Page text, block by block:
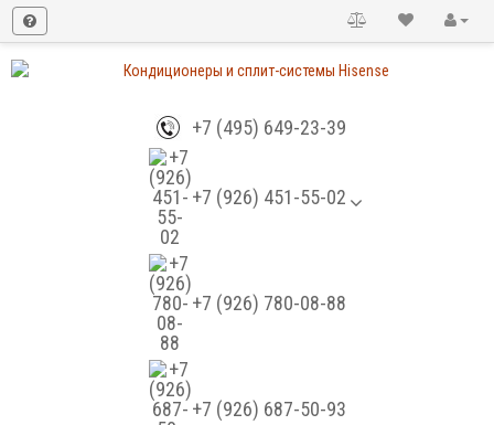
+7 (495) 649-23-39
+7 (926) 451-55-02
+7 (926) 780-08-88
+7 (926) 687-50-93